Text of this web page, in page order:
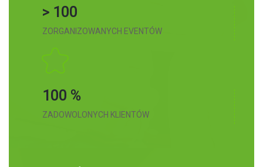
> 100
ZORGANIZOWANYCH EVENTÓW
100 %
ZADOWOLONYCH KLIENTÓW